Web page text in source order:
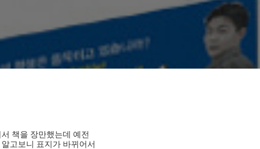
책을 장만했는데 예전
고보니 표지가 바뀌어서